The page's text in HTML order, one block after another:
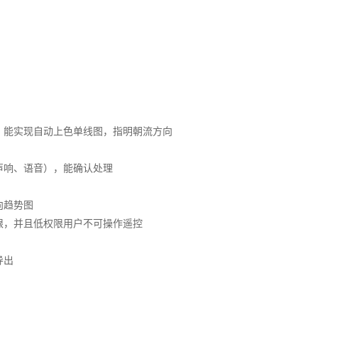
实现自动上色单线图，指明朝流方向
、语音），能确认处理
势图
并且低权限用户不可操作遥控
出